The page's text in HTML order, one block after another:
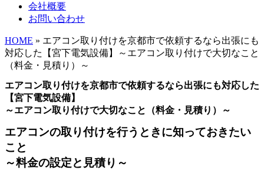
会社概要
お問い合わせ
HOME » エアコン取り付けを京都市で依頼するなら出張にも
対応した【宮下電気設備】～エアコン取り付けで大切なこと
（料金・見積り）～
エアコン取り付けを京都市で依頼するなら出張にも対応した
【宮下電気設備】
～エアコン取り付けで大切なこと（料金・見積り）～
エアコンの取り付けを行うときに知っておきたい
こと
～料金の設定と見積り～